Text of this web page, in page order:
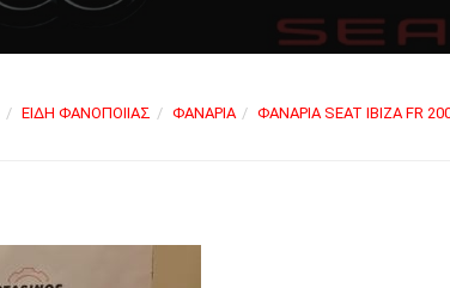
ΕΊΔΗ ΦΑΝΟΠΟΙΊΑΣ ΦΑΝΆΡΙΑ ΦΑΝΆΡΙΑ SEAT IBIZA FR